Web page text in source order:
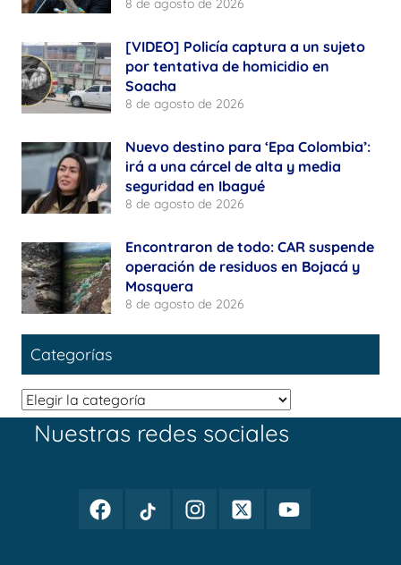
8 de agosto de 2026
[VIDEO] Policía captura a un sujeto
por tentativa de homicidio en
Soacha
8 de agosto de 2026
Nuevo destino para ‘Epa Colombia’:
irá a una cárcel de alta y media
seguridad en Ibagué
8 de agosto de 2026
Encontraron de todo: CAR suspende
operación de residuos en Bojacá y
Mosquera
8 de agosto de 2026
Categorías
Categorías
Nuestras redes sociales
Facebook
Periodismo
TikTok
Periodismo
InstagramTwitterYoutube